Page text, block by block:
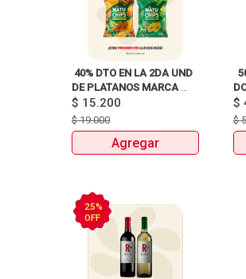
40% DTO EN LA 2DA UND
DE PLATANOS MARCA
$ 15.200
$19.000
Agregar
$
$
25%
OFF